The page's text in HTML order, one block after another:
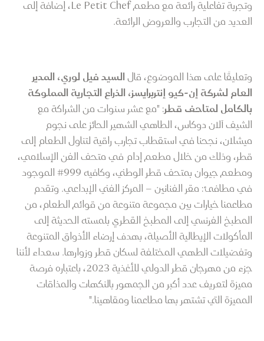
وتجربة تفاعلية رائعة مع مطعم Le Petit Chef، إضافة إلى
العديد من التجارب والعروض الرائعة.
وتعليقًا على هذا الموضوع، قال السيد فيل لوري، المدير
العام لشركة إن-كيو إنتربرايسز، الذراع التجارية المملوكة
بالكامل لمتاحف قطر: "مع عشر سنوات من الشراكة مع
الشيف آلان دوكاس، الطاهي الشهير الحائز على نجوم
ميشلان، نجحنا في استقطاب تجارب راقية لتناول الطعام إلى
قطر، وذلك من خلال مطعم إدام في متحف الفن الإسلامي،
ومطعم جيوان بمتحف قطر الوطني، وكافيه 999# الموجود
في مطافئ: مقر الفنانين – المركز الفني الإبداعي. وتقدم
مطاعمنا خيارات بين مجموعة متنوعة من قوائم الطعام، من
المطبخ الفرنسي إلى المطبخ القطري بلمسته الحديثة إلى
المأكولات الإيطالية الأصيلة، بهدف إرضاء الأذواق المتنوعة
وتفضيلات الطهي المختلفة لسكان قطر وزوارها. سعداء لأننا
جزء من مهرجان قطر الدولي للأغذية 2023، باعتباره فرصة
مميزة لتعريف عدد أكبر من الجمهور بالنكهات والمذاقات
المميزة التي تشتهر بها مطاعمنا ومقاهينا."